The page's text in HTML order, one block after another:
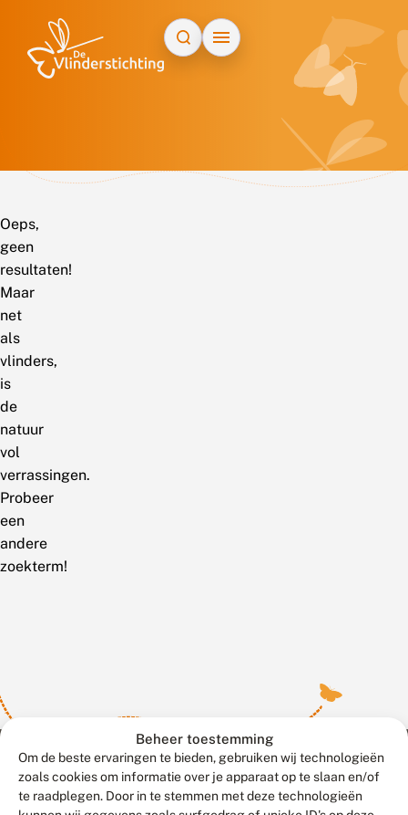
Beheer toestemming
Om de beste ervaringen te bieden, gebruiken wij technologieën
zoals cookies om informatie over je apparaat op te slaan en/of
te raadplegen. Door in te stemmen met deze technologieën
Oeps,
geen
resultaten!
Maar
net
als
vlinders,
is
de
natuur
vol
verrassingen.
Probeer
een
andere
zoekterm!
Meld waarnemingen© 2026 Vlinderstichting